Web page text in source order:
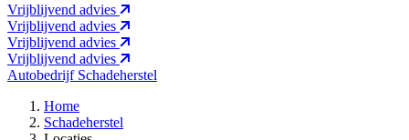
Vrijblijvend advies
Vrijblijvend advies
Vrijblijvend advies
Vrijblijvend advies
Autobedrijf Schadeherstel
Home
Schadeherstel